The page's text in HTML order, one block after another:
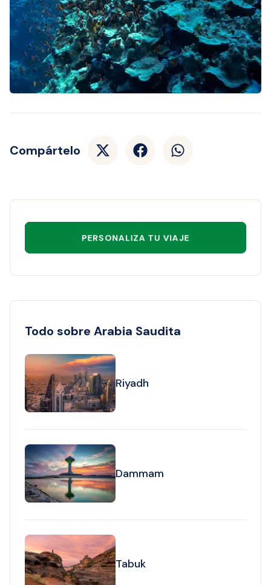
Compártelo
PERSONALIZA TU VIAJE
Todo sobre Arabia Saudita
Riyadh
Dammam
Tabuk